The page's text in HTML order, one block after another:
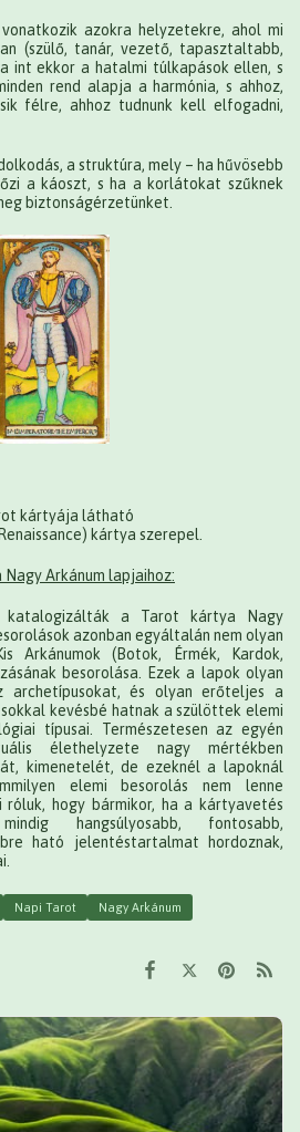
azokra helyzetekre, ahol mi
(szülő, tanár, vezető, tapasztaltabb,
int ekkor a hatalmi túlkapások ellen, s
rend alapja a harmónia, s ahhoz,
félre, ahhoz tudnunk kell elfogadni,
a struktúra, mely – ha hűvösebb
a káoszt, s ha a korlátokat szűknek
biztonságérzetünket.
kártyája látható
kártya szerepel.
Arkánum lapjaihoz:
katalogizálták a Tarot kártya Nagy
azonban egyáltalán nem olyan
Arkánumok (Botok, Érmék, Kardok,
besorolása. Ezek a lapok olyan
archetípusokat, és olyan erőteljes a
kevésbé hatnak a szülöttek elemi
típusai. Természetesen az egyén
élethelyzete nagy mértékben
kimenetelét, de ezeknél a lapoknál
elemi besorolás nem lenne
hogy bármikor, ha a kártyavetés
hangsúlyosabb, fontosabb,
ható jelentéstartalmat hordoznak,
Napi Tarot
Nagy Arkánum